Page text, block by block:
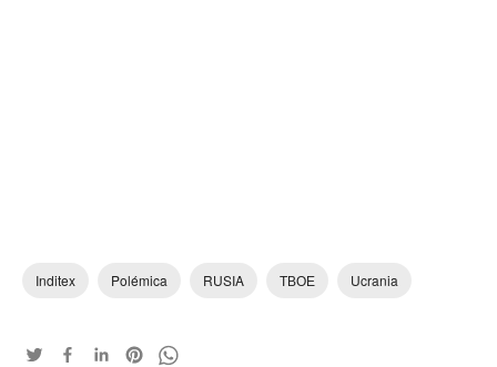
Inditex Polémica RUSIA ТВОЕ Ucrania